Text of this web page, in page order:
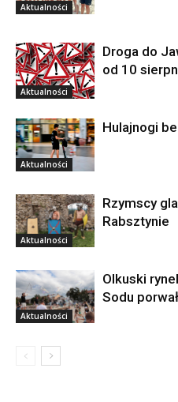
Aktualności
Aktualności
Droga do
od 10
Aktualności
Hulajnogi
Aktualności
Rzymscy
Rabsztynie
Aktualności
Olkuski
Sodu